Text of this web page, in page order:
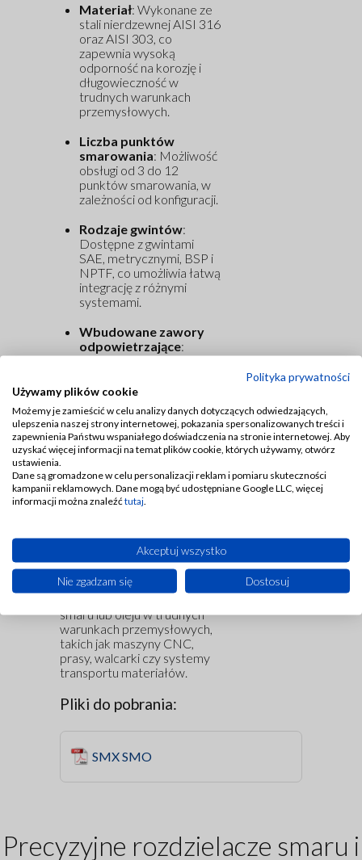
Materiał: Wykonane ze
stali nierdzewnej AISI 316
oraz AISI 303, co
zapewnia wysoką
odporność na korozję i
długowieczność w
trudnych warunkach
przemysłowych.
Liczba punktów
smarowania: Możliwość
obsługi od 3 do 12
punktów smarowania, w
zależności od konfiguracji.
Rodzaje gwintów:
Dostępne z gwintami
SAE, metrycznymi, BSP i
NPTF, co umożliwia łatwą
integrację z różnymi
systemami.
Wbudowane zawory
odpowietrzające:
Obecne z obu stron
usuwanie powietrza z
systemu i zapewnia jego
prawidłowe działanie.
Certyfikaty ATEX:
certyfikowane do
stosowania w strefach
zagrożonych wybuchem
Rozdzielacze SMX są
idealnym rozwiązaniem dla
aplikacji wymagających
smaru lub oleju w trudnych
warunkach przemysłowych,
takich jak maszyny CNC,
prasy, walcarki czy systemy
transportu materiałów.
Pliki do pobrania:
SMX SMO
Precyzyjne rozdzielacze smaru i
Polityka prywatności
Używamy plików cookie
Możemy je zamieścić w celu analizy danych dotyczących odwiedzających,
ulepszenia naszej strony internetowej, pokazania spersonalizowanych treści i
zapewnienia Państwu wspaniałego doświadczenia na stronie internetowej. Aby
uzyskać więcej informacji na temat plików cookie, których używamy, otwórz
ustawienia.
Dane są gromadzone w celu personalizacji reklam i pomiaru skuteczności
kampanii reklamowych. Dane mogą być udostępniane Google LLC, więcej
informacji można znaleźć tutaj
Akceptuj wszystko
Nie zgadzam się Dostosuj